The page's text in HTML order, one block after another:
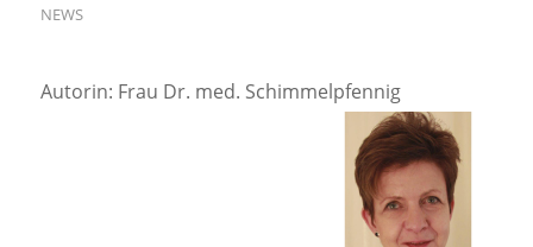
NEWS
Autorin: Frau Dr. med. Schimmelpfennig